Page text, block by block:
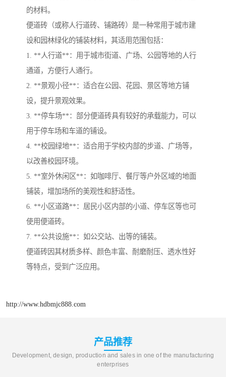
的材料。
便道砖（或称人行道砖、铺路砖）是一种常用于城市建
设和园林绿化的铺装材料，其适用范围包括：
1. **人行道**：用于城市街道、广场、公园等地的人行
通道，方便行人通行。
2. **景观小径**：适合在公园、花园、景区等地方铺
设，提升景观效果。
3. **停车场**：部分便道砖具有较好的承载能力，可以
用于停车场和车道的铺设。
4. **校园绿地**：适合用于学校内部的步道、广场等，
以改善校园环境。
5. **室外休闲区**：如咖啡厅、餐厅等户外区域的地面
铺装，增加场所的美观性和舒适性。
6. **小区道路**：居民小区内部的小道、停车区等也可
使用便道砖。
7. **公共设施**：如公交站、出等的铺装。
便道砖因其材质多样、颜色丰富、耐磨耐压、透水性好
等特点，受到广泛应用。
http://www.hdbmjc888.com
产品推荐
Development, design, production and sales in one of the manufacturing
enterprises